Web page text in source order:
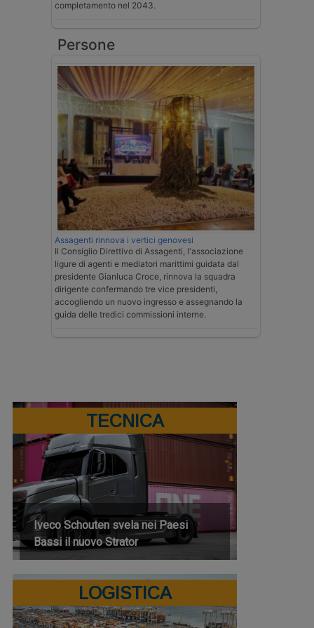
completamento nel 2043.
Persone
Assagenti rinnova i vertici genovesi
Il Consiglio Direttivo di Assagenti, l'associazione
ligure di agenti e mediatori marittimi guidata dal
presidente Gianluca Croce, rinnova la squadra
dirigente confermando tre vice presidenti,
accogliendo un nuovo ingresso e assegnando la
guida delle tredici commissioni interne.
TECNICA
Iveco Schouten svela nei Paesi
Bassi il nuovo Strator
LOGISTICA